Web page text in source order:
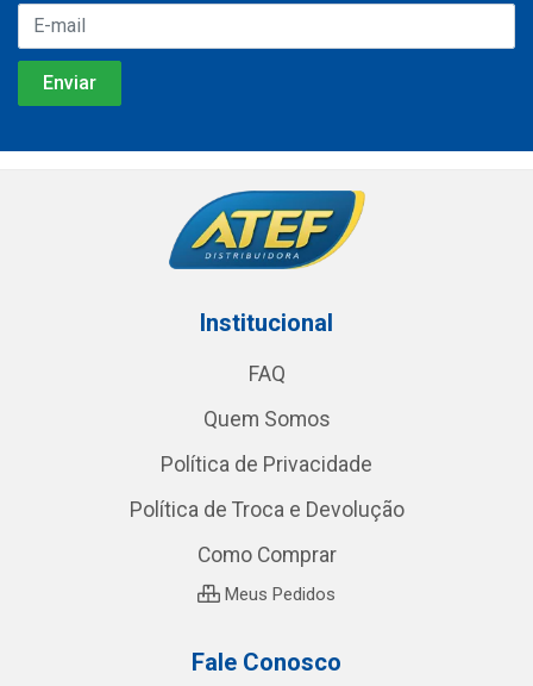
Institucional
FAQ
Quem Somos
Política de Privacidade
Política de Troca e Devolução
Como Comprar
Meus Pedidos
Fale Conosco